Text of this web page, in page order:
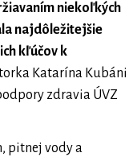
niekoľkých
najdôležitejšie
kľúčov k
Katarína Kubáni
zdravia ÚVZ
pitnej vody a